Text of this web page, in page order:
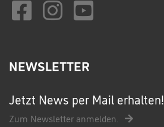
NEWSLETTER
Jetzt News per Mail erhalten!
Zum Newsletter anmelden.